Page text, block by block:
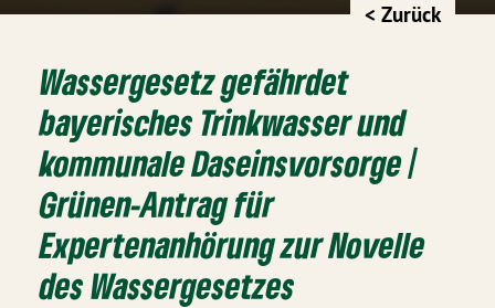
< Zurück
Wassergesetz gefährdet
bayerisches Trinkwasser und
kommunale Daseinsvorsorge |
Grünen-Antrag für
Expertenanhörung zur Novelle
des Wassergesetzes